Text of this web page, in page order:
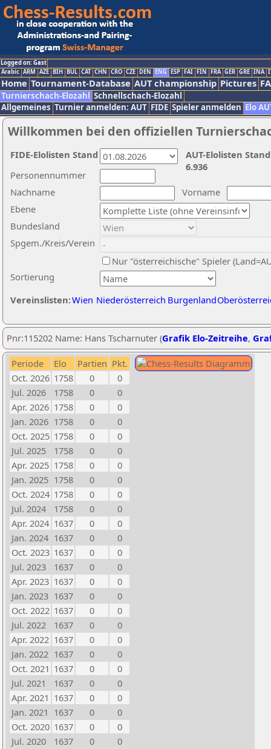
Logged on: Gast
Arabic ARM AZE BIH BUL CAT CHN CRO CZE DEN ENG ESP FAI FIN FRA GER GRE INA
Home Tournament-Database AUT championship Pictures
Turnierschach-Elozahl Schnellschach-Elozahl
Allgemeines Turnier anmelden: AUT FIDE Spieler anmelden Elo
Willkommen bei den offiziellen
Nachname
Vorname
Ebene
Sortierung
Personennummer
Bundesland
Spgem./Kreis/Verein
Nur "österreichische" Spieler
Vereinslisten:Wien Niederösterreich Burgenland
AUT-Elolisten
6.936
FIDE-Elolisten Stand
Pnr:115202 Name: Hans Tscharnuter (Grafik Elo-Zeitreihe,
Periode Elo Partien Pkt.
Oct. 2026 1758 0
0
Jul. 2026
1758 0
0
Apr. 2026 1758 0
0
Jan. 2026 1758 0
0
Oct. 2025 1758 0
0
Jul. 2025
1758 0
0
Apr. 2025 1758 0
0
Jan. 2025 1758 0
0
Oct. 2024 1758 0
0
Jul. 2024
1758 0
0
Apr. 2024 1637 0
0
Jan. 2024 1637 0
0
Oct. 2023 1637 0
0
Jul. 2023
1637 0
0
Apr. 2023 1637 0
0
Jan. 2023 1637 0
0
Oct. 2022 1637 0
0
Jul. 2022
1637 0
0
Apr. 2022 1637 0
0
Jan. 2022 1637 0
0
Oct. 2021 1637 0
0
Jul. 2021
1637 0
0
Apr. 2021 1637 0
0
Jan. 2021 1637 0
0
Oct. 2020 1637 0
0
Jul. 2020
1637 0
0